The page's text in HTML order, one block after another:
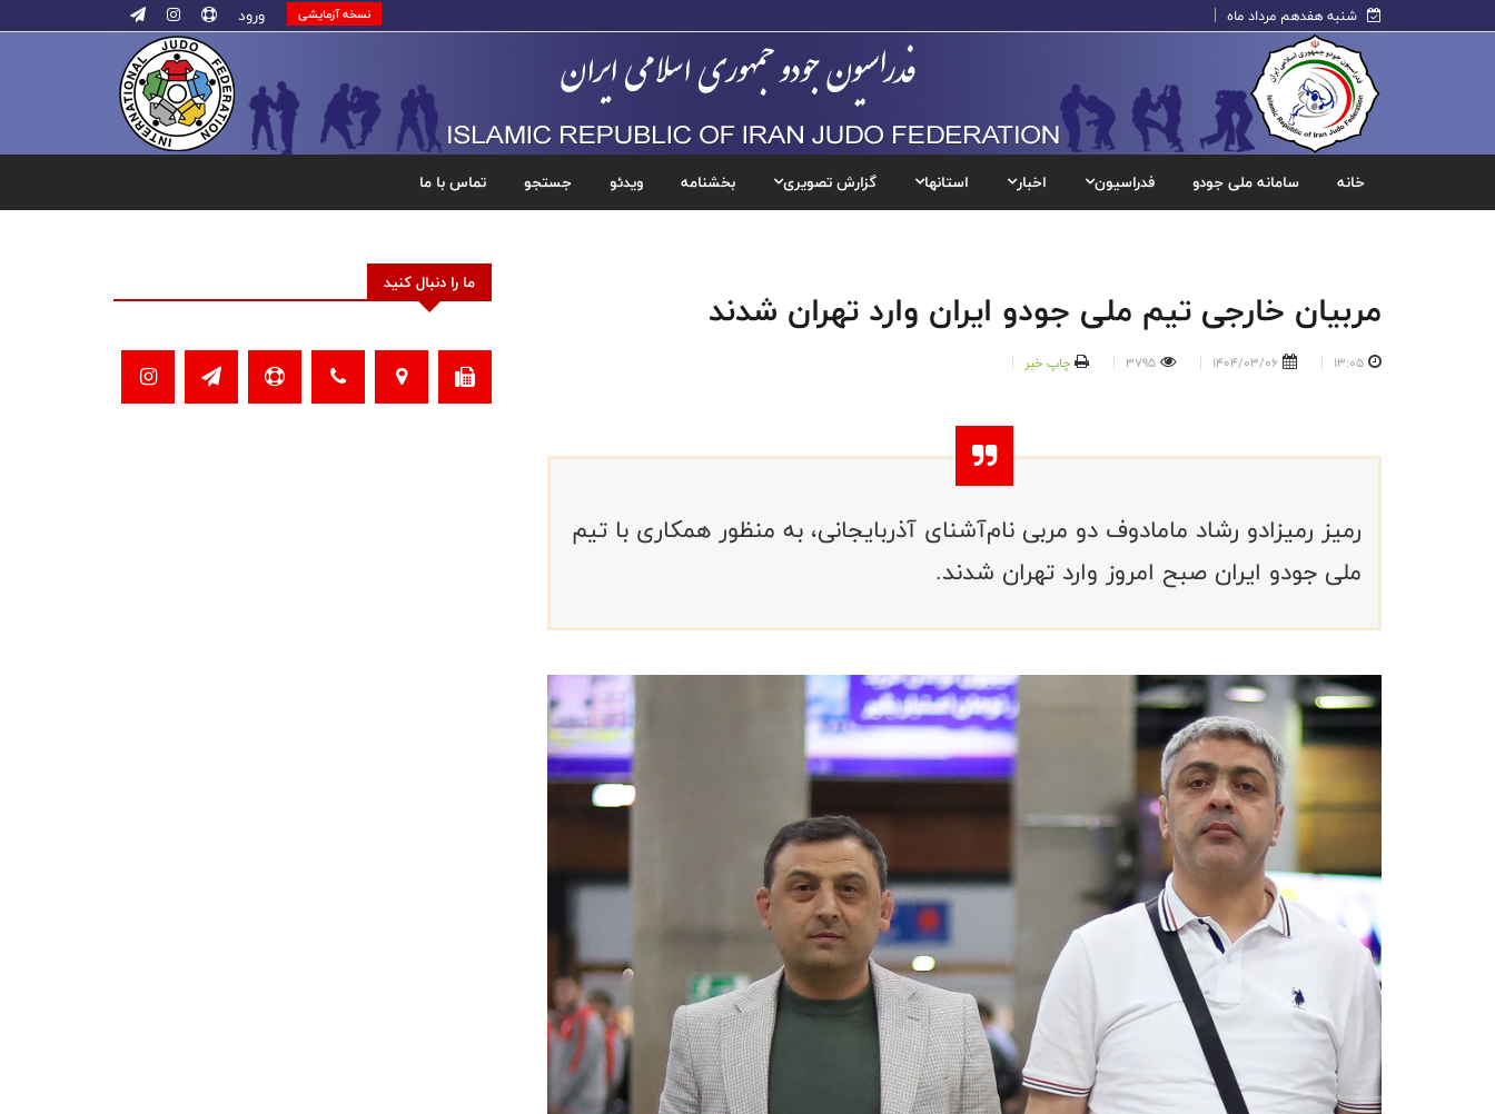
شنبه هفدهم مرداد ماه نسخه آزمایشی ورود
خانه سامانه ملی جودو فدراسیون اخبار استانها گزارش تصویری بخشنامه ویدئو جستجو تماس با ما
مربیان خارجی تیم ملی جودو ایران وارد تهران شدند
13:05
1404/03/06
3795 چاپ خبر
رمیز رمیزادو رشاد مامادوف دو مربی نام‌آشنای آذربایجانی، به منظور همکاری با تیم
ملی جودو ایران صبح امروز وارد تهران شدند.
ما را دنبال کنید